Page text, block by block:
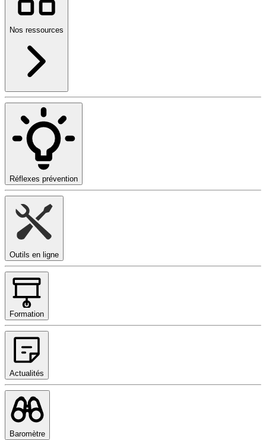
Nos ressources
Réflexes prévention
Outils en ligne
Formation
Actualités
Baromètre